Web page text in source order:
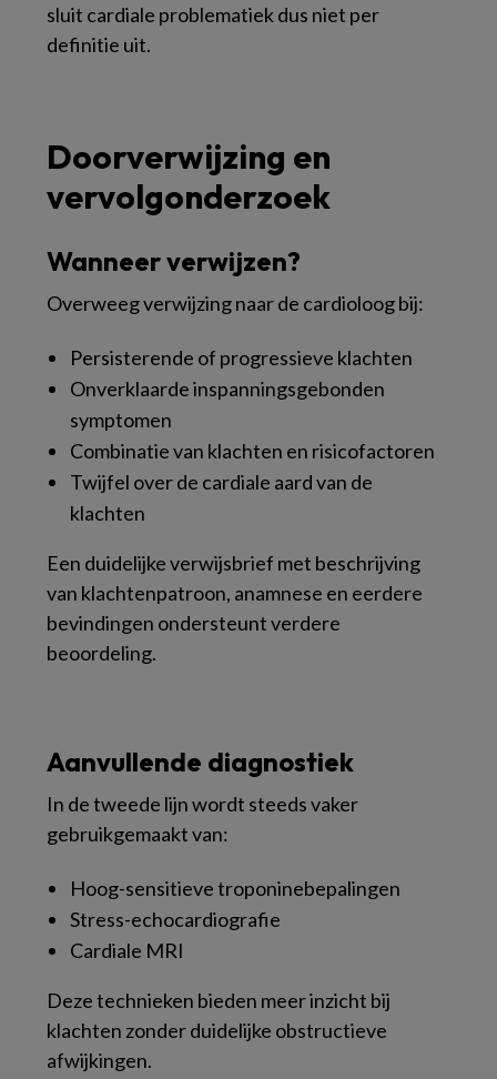
sluit cardiale problematiek dus niet per
definitie uit.
Doorverwijzing en
vervolgonderzoek
Wanneer verwijzen?
Overweeg verwijzing naar de cardioloog bij:
Persisterende of progressieve klachten
Onverklaarde inspanningsgebonden
symptomen
Combinatie van klachten en risicofactoren
Twijfel over de cardiale aard van de
klachten
Een duidelijke verwijsbrief met beschrijving
van klachtenpatroon, anamnese en eerdere
bevindingen ondersteunt verdere
beoordeling.
Aanvullende diagnostiek
In de tweede lijn wordt steeds vaker
gebruikgemaakt van:
Hoog-sensitieve troponinebepalingen
Stress-echocardiografie
Cardiale MRI
Deze technieken bieden meer inzicht bij
klachten zonder duidelijke obstructieve
afwijkingen.